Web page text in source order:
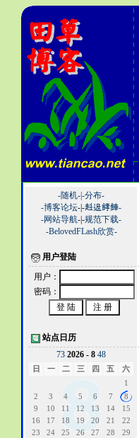
-随机-|-分布-
-博客论坛-|-﨣﨤﨧﨨-
-网站导航-|-规范下载-
-BelovedFLash欣赏-
用户登陆
用户：
密码：
站点日历
73 2026 - 8 48
日 一 二 三 四 五
六
1
2
3 4 5 6 7
8
9
10 11 12 13 14
15
16
17 18 19 20 21
22
23
24 25 26 27 28
29